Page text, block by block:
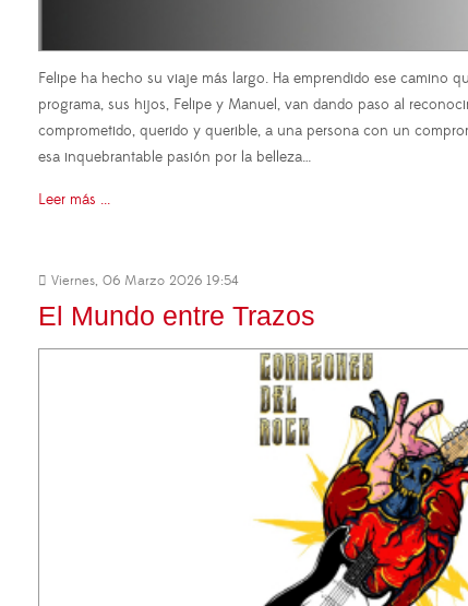
Felipe ha hecho su viaje más largo. Ha emprendido ese camino
programa, sus hijos, Felipe y Manuel, van dando paso al
comprometido, querido y querible, a una persona con un
esa inquebrantable pasión por la belleza…
Leer más ...
Viernes, 06 Marzo 2026 19:54
El Mundo entre Trazos